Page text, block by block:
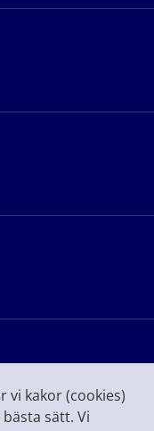
vi kakor (cookies)
sätt. Vi